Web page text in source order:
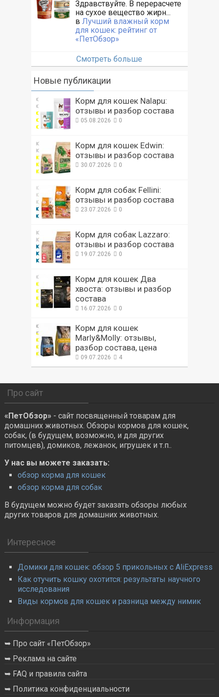
Здравствуйте. В перерасчете
на сухое вещество жирн...
в Лучший влажный корм
для кошек: рейтинг от
«ПетОбзор»
Смотреть больше
Новые публикации
Корм для кошек Nalapu:
отзывы и разбор состава
05.08.2026 0
Корм для кошек Edwin:
отзывы и разбор состава
30.07.2026 0
Корм для собак Fellini:
отзывы и разбор состава
23.07.2026 0
Корм для собак Lazzaro:
отзывы и разбор состава
19.07.2026 0
Корм для кошек Два
хвоста: отзывы и разбор
состава
16.07.2026 0
Корм для кошек
Marly&Molly: отзывы,
разбор состава, цена
09.07.2026 4
Про сайт
«ПетОбзор»- сайт посвященный товарам для
домашних животных. Обзоры кормов для кошек,
собак, (в будущем, возможно, и для других
питомцев), домиков, лежанок, игрушек и т.п..
У нас вы можете заказать:
обзор корма для кошек
обзор корма для собак
В будущем можно будет заказать обзоры любых
других товаров для домашних животных.
Интересное
Домики для кошек: обзор 5 прикольных с AliExpress
Как отучить кошку охотится: результаты научного
исследования
Виды кормов для кошек и разница между нимик
Информация
Про сайт «ПетОбзор»
Реклама на сайте
FAQ и правила сайта
Политика конфиденциальности